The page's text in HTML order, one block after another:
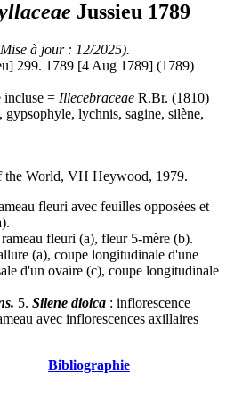
Jussieu 1789
à jour : 12/2025).
299. 1789 [4 Aug 1789] (1789)
incluse = Illecebraceae R.Br. (1810)
gypsophyle, lychnis, sagine, silène,
the World, VH Heywood, 1979.
fleuri avec feuilles opposées et
fleuri (a), fleur 5-mère (b).
(a), coupe longitudinale d'une
d'un ovaire (c), coupe longitudinale
5. Silene dioica : inflorescence
avec inflorescences axillaires
Bibliographie